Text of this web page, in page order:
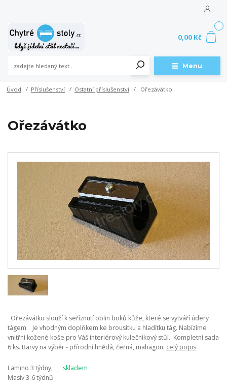
Menu
0,00 Kč
Úvod Příslušenství Ostatní příslušenství Ořezávátko
Ořezávátko
Ořezávátko slouží k seříznutí oblin boků kůže, které se vytváří údery
tágem. Je vhodným doplňkem ke brousítku a hladítku tág. Nabízíme
vnitřní kožené koše pro Váš interiérový kulečníkový stůl. Kompletní sada
6 ks. Barvy na výběr - přírodní hnědá, černá, mahagon. celý popis
Lamino 3 týdny,
Masiv 3-6 týdnů
skladem